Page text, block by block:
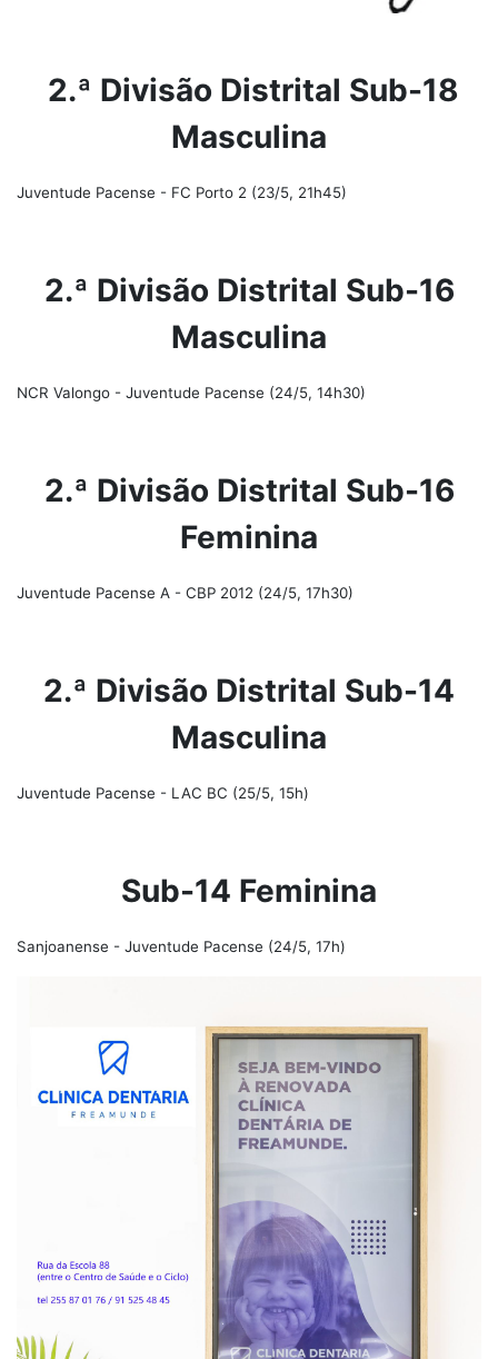
2.ª Divisão Distrital Sub-18
Masculina
Juventude Pacense - FC Porto 2 (23/5, 21h45)
2.ª Divisão Distrital Sub-16
Masculina
NCR Valongo - Juventude Pacense (24/5, 14h30)
2.ª Divisão Distrital Sub-16
Feminina
Juventude Pacense A - CBP 2012 (24/5, 17h30)
2.ª Divisão Distrital Sub-14
Masculina
Juventude Pacense - LAC BC (25/5, 15h)
Sub-14 Feminina
Sanjoanense - Juventude Pacense (24/5, 17h)